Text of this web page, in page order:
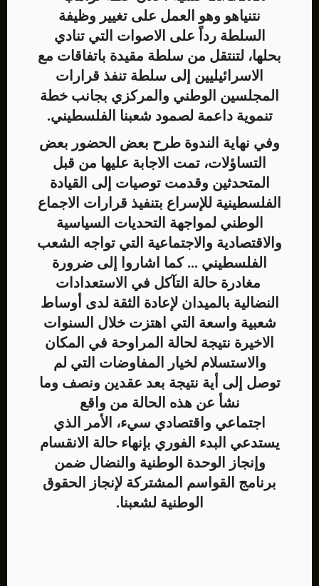
نتنياهو وهو العمل على تغيير وظيفة
السلطة رداً على الاصوات التي تنادي
بحلها، لتنتقل من سلطة مقيدة باتفاقات مع
الاسرائيليين إلى سلطة تنفذ قرارات
المجلسين الوطني والمركزي بجانب خطة
تنموية داعمة لصمود شعبنا الفلسطيني.
وفي نهاية الندوة طرح بعض الحضور بعض
التساؤلات، تمت الاجابة عليها من قبل
المتحدثين وقدمت توصيات إلى القيادة
الفلسطينية للإسراع بتنفيذ قرارات الاجماع
الوطني لمواجهة التحديات السياسية
والاقتصادية والاجتماعية التي تواجه الشعب
الفلسطيني ... كما اشاروا إلى ضرورة
مغادرة حالة التآكل في الاستعدادات
النضالية بالميدان لإعادة الثقة لدى أوساط
شعبية واسعة التي اهتزت خلال السنوات
الاخيرة نتيجة لحالة المراوحة في المكان
والاستسلام لخيار المفاوضات التي لم
توصل إلى أية نتيجة بعد عقدين ونصف وما
نشأ عن هذه الحالة من واقع
اجتماعي واقتصادي سيء، الأمر الذي
يستدعي البدء الفوري بإنهاء حالة الانقسام
وإنجاز الوحدة الوطنية والنضال ضمن
برنامج القواسم المشتركة لإنجاز الحقوق
الوطنية لشعبنا.